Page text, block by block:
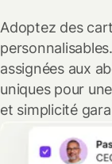
Adoptez des
assignées aux
uniques pour
et simplicité